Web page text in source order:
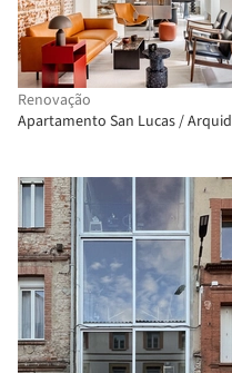
Renovação
Apartamento San Lucas / Arquid